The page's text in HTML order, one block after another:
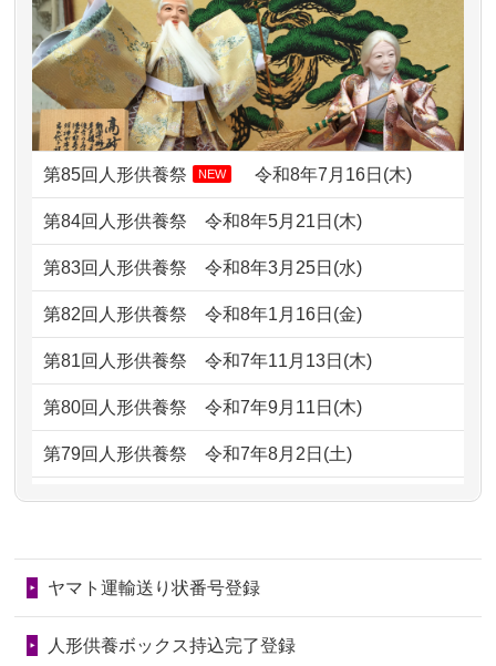
2026/07/08誰も住んでいない実家の片付けを始め
ました。 ...
2026/07/069年間自由が丘店を見守ってくれてあり
がとう。
2026/07/05しっかりとお人形たちの供養をしてい
ただけると...
2026/06/30 長年大事にしてきた雛人形です、供養
していただ...
2026/06/29ガラスケースのまま引き取ってくださ
子どもの頃、妹と一緒にお雛様を出し
ました。お...
ので、お願...
2026/06/28以前和人形やぬいぐるみを供養いただ
いたことが...
ですが？
2024/01/13お雛様のセットを供養・処分したいの
ですが、お雛様とお内裏様だ...
2024/01/13供養申込みの後、供養祭までお人形は
どうなってるのですか？
2024/01/13会社のようですが、きちんと供養して
供養が終わったお人形以外はどうして
るのですか？
しょうか？
2024/01/04ガラスケースは外しても良いですか？
第85回人形供養祭 NEW 令和8年7月16日(木)
第84回人形供養祭令和8年5月21日(木)
第83回人形供養祭令和8年3月25日(水)
第82回人形供養祭令和8年1月16日(金)
第81回人形供養祭令和7年11月13日(木)
第80回人形供養祭令和7年9月11日(木)
第79回人形供養祭令和7年8月2日(土)
第78回人形供養祭令和7年6月20日(金)
第76回人形供養祭令和7年2月28日(金)
第75回人形供養祭令和7年1月17日(金)
ヤマト運輸送り状番号登録
人形供養ボックス持込完了登録